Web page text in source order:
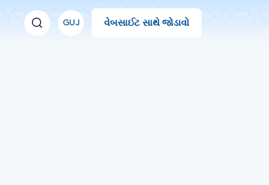
GUJ વેબસાઈટ સાથે જોડાવો